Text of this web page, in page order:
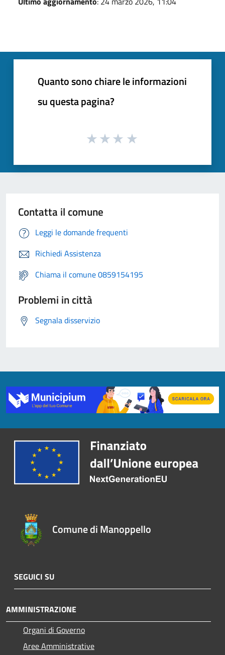
Quanto sono chiare le informazioni
su questa pagina?
Contatta il comune
Leggi le domande frequenti
Richiedi Assistenza
Chiama il comune 0859154195
Problemi in città
Segnala disservizio
Comune di Manoppello
SEGUICI SU
AMMINISTRAZIONE
Organi di Governo
Aree Amministrative